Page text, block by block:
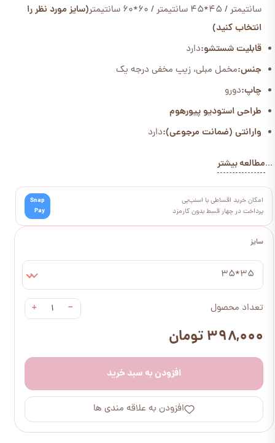
سایز
35*35
تعداد محصول −
+
۳۹۸,۰۰۰ تومان
افزودن به سبد خرید
افزودن به علاقه مندی ها
سانتیمتر / 45*45 سانتیمتر / 60*60 سانتیمتر
(سایز مورد نظر را
انتخاب کنید)
قابلیت شستشو:دارد
جنس:مخمل مبلی، زیپ مخفی درجه یک
چاپ:دورو
طراحی استودیو پیورهوم
وارانتی (ضمانت مرجوعی):دارد
...مطالعه بیشتر
امکان خرید اقساطی با اسنپ‌پی
پرداخت در چهار قسط بدون کارمزد
Snap
Pay